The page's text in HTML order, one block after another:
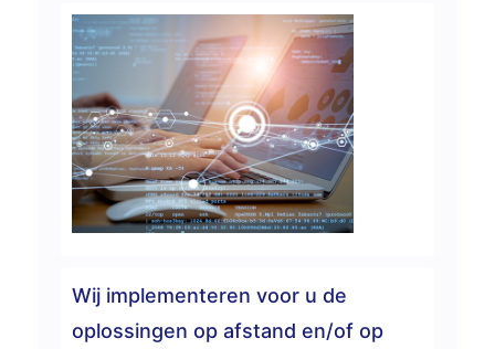
Wij implementeren voor u de
oplossingen op afstand en/of op